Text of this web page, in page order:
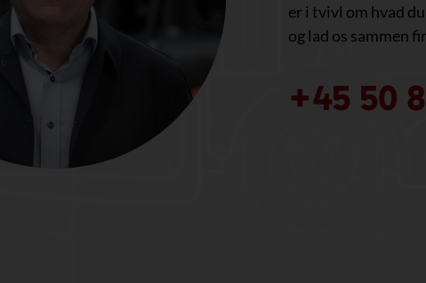
er i tvivl om hvad
og lad os sammen
+45 50